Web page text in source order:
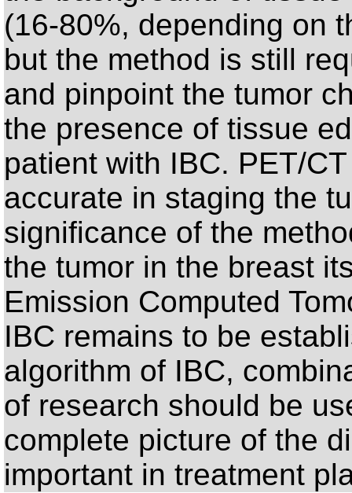
(16-80%, depending on
but the method is still
and pinpoint the tumor
the presence of tissue
patient with IBC. PET/
accurate in staging the
significance of the
the tumor in the breast
Emission Computed
IBC remains to be
algorithm of IBC,
of research should be
complete picture of the
important in treatment